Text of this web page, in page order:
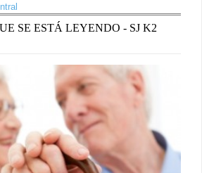
SE ESTÁ LEYENDO - SJ K2